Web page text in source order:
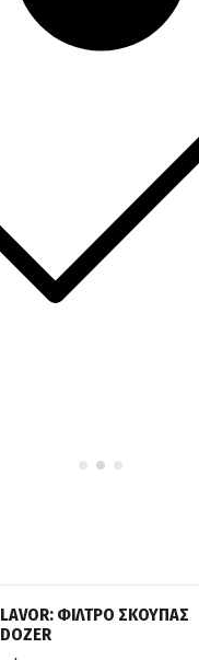
LAVOR: ΦΙΛΤΡΟ ΣΚΟΥΠΑΣ
DOZER